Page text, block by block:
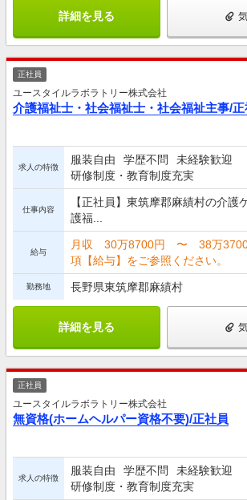
詳細を見る
正社員
ユースタイルラボラトリー株式会社
介護福祉士・社会福祉士・社会福祉主事/正
求人の特徴
服装自由 学歴不問
未経験歓迎
研修制度・教育制度充実
仕事内容
【正社員】東筑摩郡麻績村の介護
護福...
給与
月収 30万8700円 〜 38万3700
項【給与】をご参照ください。
勤務地 長野県東筑摩郡麻績村
詳細を見る
正社員
ユースタイルラボラトリー株式会社
無資格(ホームヘルパー資格不要)/正社員
求人の特徴
服装自由 学歴不問
未経験歓迎
研修制度・教育制度充実